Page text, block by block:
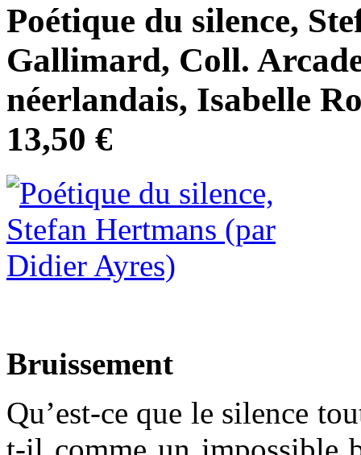
Poétique du silence,
Gallimard, Coll.
néerlandais, Isabelle
13,50 €
Bruissement
Qu’est-ce que le silence